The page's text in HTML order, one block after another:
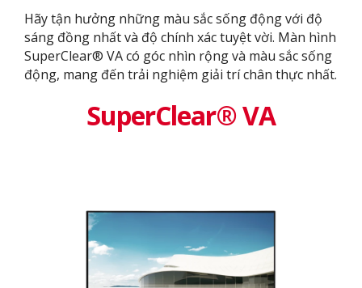
Hãy tận hưởng những màu sắc sống động với độ
sáng đồng nhất và độ chính xác tuyệt vời. Màn hình
SuperClear® VA có góc nhìn rộng và màu sắc sống
động, mang đến trải nghiệm giải trí chân thực nhất.
SuperClear® VA